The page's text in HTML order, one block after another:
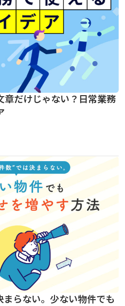
章だけじゃない？日常業務
まらない。少ない物件でも